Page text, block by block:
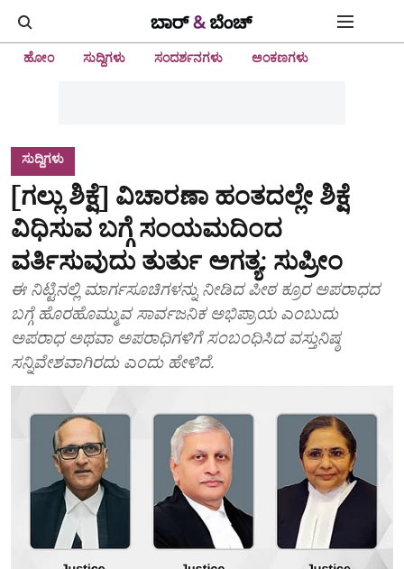
ಹೋಂ ಸುದ್ದಿಗಳು ಸಂದರ್ಶನಗಳು ಅಂಕಣಗಳು
ಸುದ್ದಿಗಳು
[ಗಲ್ಲು ಶಿಕ್ಷೆ] ವಿಚಾರಣಾ ಹಂತದಲ್ಲೇ ಶಿಕ್ಷೆ
ವಿಧಿಸುವ ಬಗ್ಗೆ ಸಂಯಮದಿಂದ
ವರ್ತಿಸುವುದು ತುರ್ತು ಅಗತ್ಯ: ಸುಪ್ರೀಂ
ಈ ನಿಟ್ಟಿನಲ್ಲಿ ಮಾರ್ಗಸೂಚಿಗಳನ್ನು ನೀಡಿದ ಪೀಠ ಕ್ರೂರ ಅಪರಾಧದ
ಬಗ್ಗೆ ಹೊರಹೊಮ್ಮುವ ಸಾರ್ವಜನಿಕ ಅಭಿಪ್ರಾಯ ಎಂಬುದು
ಅಪರಾಧ ಅಥವಾ ಅಪರಾಧಿಗಳಿಗೆ ಸಂಬಂಧಿಸಿದ ವಸ್ತುನಿಷ್ಠ
ಸನ್ನಿವೇಶವಾಗಿರದು ಎಂದು ಹೇಳಿದೆ.